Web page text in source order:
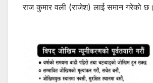
राज कुमार वली (राजेश) लाई समान गरेको छ।